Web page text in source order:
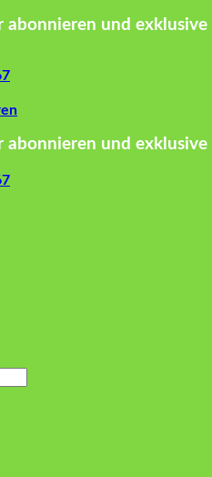
abonnieren und exklusive
abonnieren und exklusive